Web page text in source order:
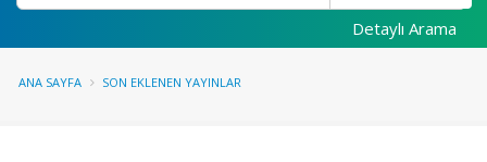
Detaylı Arama
ANA SAYFA SON EKLENEN YAYINLAR